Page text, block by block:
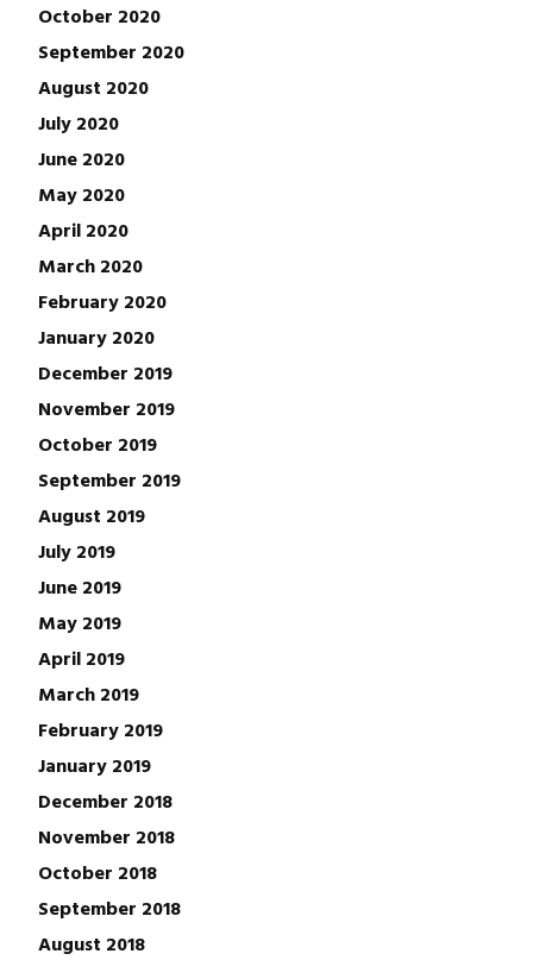
October 2020
September 2020
August 2020
July 2020
June 2020
May 2020
April 2020
March 2020
February 2020
January 2020
December 2019
November 2019
October 2019
September 2019
August 2019
July 2019
June 2019
May 2019
April 2019
March 2019
February 2019
January 2019
December 2018
November 2018
October 2018
September 2018
August 2018